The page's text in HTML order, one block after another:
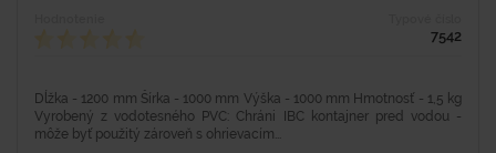
7542
Dĺžka - 1200 mm Šírka - 1000 mm Výška - 1000 mm Hmotnosť - 1,5 kg
Vyrobený z vodotesného PVC: Chráni IBC kontajner pred vodou -
môže byť použitý zároveň s ohrievacím...